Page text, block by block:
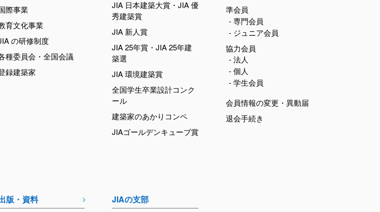
際事業
育文化事業
の研修制度
種委員会・全国会議
録建築家
JIA 日本建築大賞・JIA 優
秀建築賞
JIA 新人賞
JIA 25年賞・JIA 25年建
築選
JIA 環境建築賞
全国学生卒業設計コンク
ール
建築家のあかりコンペ
JIAゴールデンキューブ賞
準会員
- 専門会員
- ジュニア会員
協力会員
- 法人
- 個人
- 学生会員
会員情報の変更・異動届
退会手続き
版・資料 JIAの支部